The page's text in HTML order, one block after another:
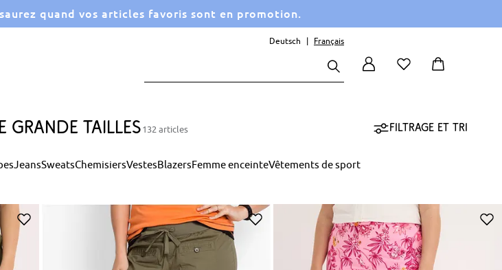
quand vos articles favoris sont en promotion.
Deutsch Français
grande tailles 132 articles Filtrage et tri
JeansSweatsChemisiersVestesBlazersFemme enceinteVêtements de sport